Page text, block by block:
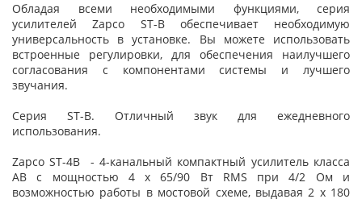
Обладая всеми необходимыми функциями, серия
усилителей Zapco ST-B обеспечивает необходимую
универсальность в установке. Вы можете использовать
встроенные регулировки, для обеспечения наилучшего
согласования с компонентами системы и лучшего
звучания.
Серия ST-B. Отличный звук для ежедневного
использования.
Zapco ST-4B - 4-канальный компактный усилитель класса
АВ с мощностью 4 х 65/90 Вт RMS при 4/2 Ом и
возможностью работы в мостовой схеме, выдавая 2 х 180